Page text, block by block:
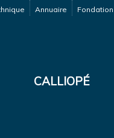
Annuaire Fondation
CALLIOPÉ